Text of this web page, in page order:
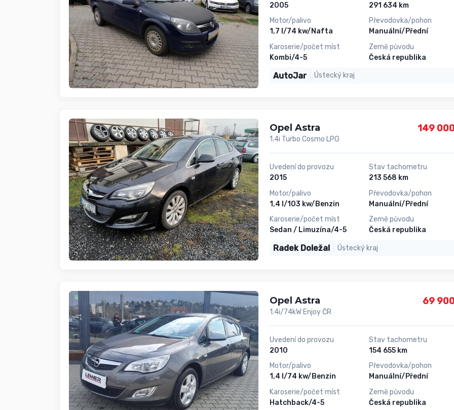
2005
Motor/palivo
1,7 l/74 kw/Nafta
Karoserie/počet míst
Kombi/4-5
291 634 km
Převodovka/pohon
Manuální/Přední
Země původu
Česká republika
AutoJar Ústecký kraj
Opel Astra
1.4i Turbo Cosmo LPG
149
Uvedení do provozu
2015
Motor/palivo
1,4 l/103 kw/Benzin
Karoserie/počet míst
Sedan / Limuzína/4-5
Stav tachometru
213 568 km
Převodovka/pohon
Manuální/Přední
Země původu
Česká republika
Radek Doležal Ústecký kraj
Opel Astra
1.4i/74kW Enjoy ČR
69
Uvedení do provozu
2010
Motor/palivo
1,4 l/74 kw/Benzin
Karoserie/počet míst
Hatchback/4-5
Stav tachometru
154 655 km
Převodovka/pohon
Manuální/Přední
Země původu
Česká republika